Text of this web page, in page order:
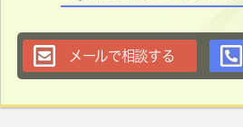
メールで相談する